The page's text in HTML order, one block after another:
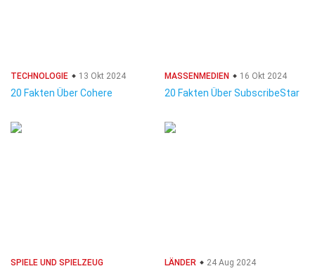
TECHNOLOGIE 13 Okt 2024
20 Fakten Über Cohere
MASSENMEDIEN 16 Okt 2024
20 Fakten Über SubscribeStar
SPIELE UND SPIELZEUG
LÄNDER 24 Aug 2024